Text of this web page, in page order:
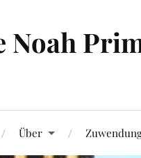
Noah
Über